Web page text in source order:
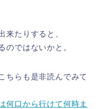
来たりすると、
のではないかと。
ちらも是非読んでみて
何口から行けて何時ま